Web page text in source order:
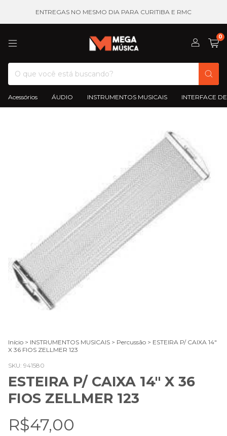
ENTREGAS NO MESMO DIA PARA CURITIBA E RMC
0
Acessórios ÁUDIO INSTRUMENTOS MUSICAIS INTERFACE
Início > INSTRUMENTOS MUSICAIS > Percussão > ESTEIRA P/ CAIXA 14"
X 36 FIOS ZELLMER 123
SKU: 941580
ESTEIRA P/ CAIXA 14" X 36
FIOS ZELLMER 123
R$47,00